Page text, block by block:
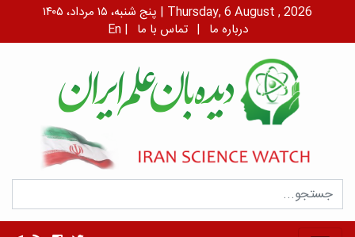
پنج شنبه، ۱۵ مرداد، ۱۴۰۵ | Thursday, 6 August , 2026
En | درباره ما | تماس با ما